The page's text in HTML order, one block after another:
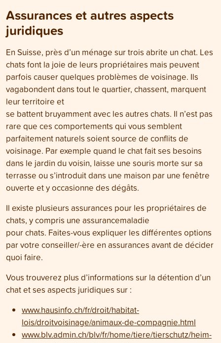
Assurances et autres aspects
juridiques
En Suisse, près d’un ménage sur trois abrite un chat. Les
chats font la joie de leurs propriétaires mais peuvent
parfois causer quelques problèmes de voisinage. Ils
vagabondent dans tout le quartier, chassent, marquent
leur territoire et
se battent bruyamment avec les autres chats. Il n’est pas
rare que ces comportements qui vous semblent
parfaitement naturels soient source de conflits de
voisinage. Par exemple quand le chat fait ses besoins
dans le jardin du voisin, laisse une souris morte sur sa
terrasse ou s’introduit dans une maison par une fenêtre
ouverte et y occasionne des dégâts.
Il existe plusieurs assurances pour les propriétaires de
chats, y compris une assurancemaladie
pour chats. Faites-vous expliquer les différentes options
par votre conseiller/-ère en assurances avant de décider
quoi faire.
Vous trouverez plus d’informations sur la détention d’un
chat et ses aspects juridiques sur :
www.hausinfo.ch/fr/droit/habitat-
lois/droitvoisinage/animaux-de-compagnie.html
www.blv.admin.ch/blv/fr/home/tiere/tierschutz/heim-